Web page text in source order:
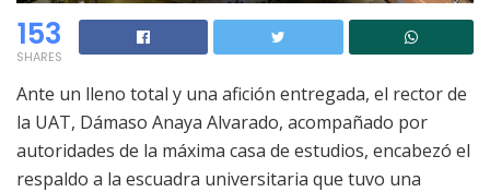
153
SHARES
Ante un lleno total y una afición entregada, el rector de
la UAT, Dámaso Anaya Alvarado, acompañado por
autoridades de la máxima casa de estudios, encabezó el
respaldo a la escuadra universitaria que tuvo una